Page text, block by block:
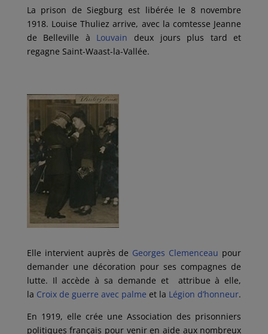
La prison de Siegburg est libérée le 8 novembre
1918. Louise Thuliez arrive, avec la comtesse Jeanne
de Belleville à Louvain deux jours plus tard et
regagne Saint-Waast-la-Vallée.
Elle intervient auprès de Georges Clemenceau pour
demander une décoration pour ses compagnes de
lutte. Il accède à sa demande et attribue à elle,
la Croix de guerre avec palme et la Légion d’honneur.
En 1919, elle crée une Association des prisonniers
politiques français pour venir en aide aux nombreux